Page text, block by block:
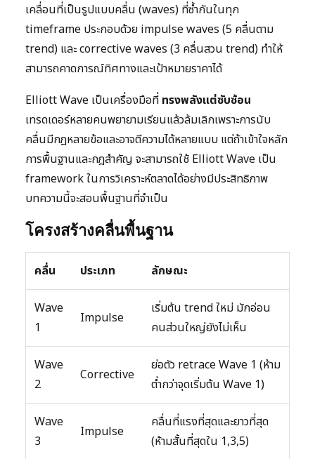
เคลื่อนที่เป็นรูปแบบคลื่น (waves) ที่ซ้ำกันในทุก
timeframe ประกอบด้วย impulse waves (5 คลื่นตาม
trend) และ corrective waves (3 คลื่นสวน trend) ทำให้
สามารถคาดการณ์ทิศทางและเป้าหมายราคาได้
Elliott Wave เป็นเครื่องมือที่ ทรงพลังแต่ซับซ้อน
เทรดเดอร์หลายคนพยายามเรียนแล้วล้มเลิกเพราะการนับ
คลื่นมีกฎหลายข้อและอาจตีความได้หลายแบบ แต่ถ้าเข้าใจหลัก
การพื้นฐานและกฎสำคัญ จะสามารถใช้ Elliott Wave เป็น
framework ในการวิเคราะห์ตลาดได้อย่างมีประสิทธิภาพ
บทความนี้จะสอนพื้นฐานที่จำเป็น
โครงสร้างคลื่นพื้นฐาน
คลื่น ประเภท ลักษณะ
Wave
1
Impulse
เริ่มต้น trend ใหม่ มักอ่อน
คนส่วนใหญ่ยังไม่เห็น
Wave
2
Corrective
ย่อตัว retrace Wave 1 (ห้าม
ต่ำกว่าจุดเริ่มต้น Wave 1)
Wave
3
Impulse
คลื่นที่แรงที่สุดและยาวที่สุด
(ห้ามสั้นที่สุดใน 1,3,5)